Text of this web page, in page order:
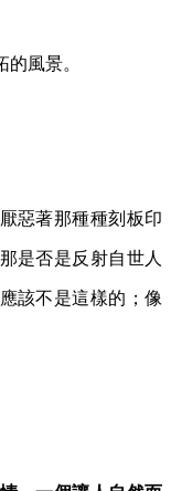
風景。
惡著那種種刻板印
是否是反射自世人
該不是這樣的；像